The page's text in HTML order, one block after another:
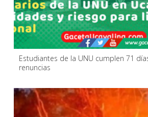
Estudiantes de la UNU cumplen 71
renuncias